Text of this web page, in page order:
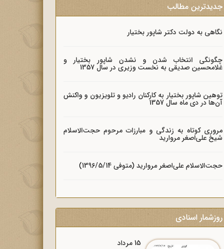
جدیدترین مطالب
نگاهی به دولت دکتر شاپور بختیار
چگونگی انتخاب شدن و نشدن شاپور بختیار و
غلامحسین صدیقی به نخست وزیری در سال 1357
توهین شاپور بختیار به کارکنان رادیو و تلویزیون و واکنش
آن‌ها در دی ماه سال 1357
مروری کوتاه به زندگی و مبارزات مرحوم حجت‌الاسلام
شیخ علی‌اصغر مروارید
حجت‌الاسلام علی‌اصغر مروارید (متوفی 1396/5/14)
روزشمار اسنادی
15 مرداد